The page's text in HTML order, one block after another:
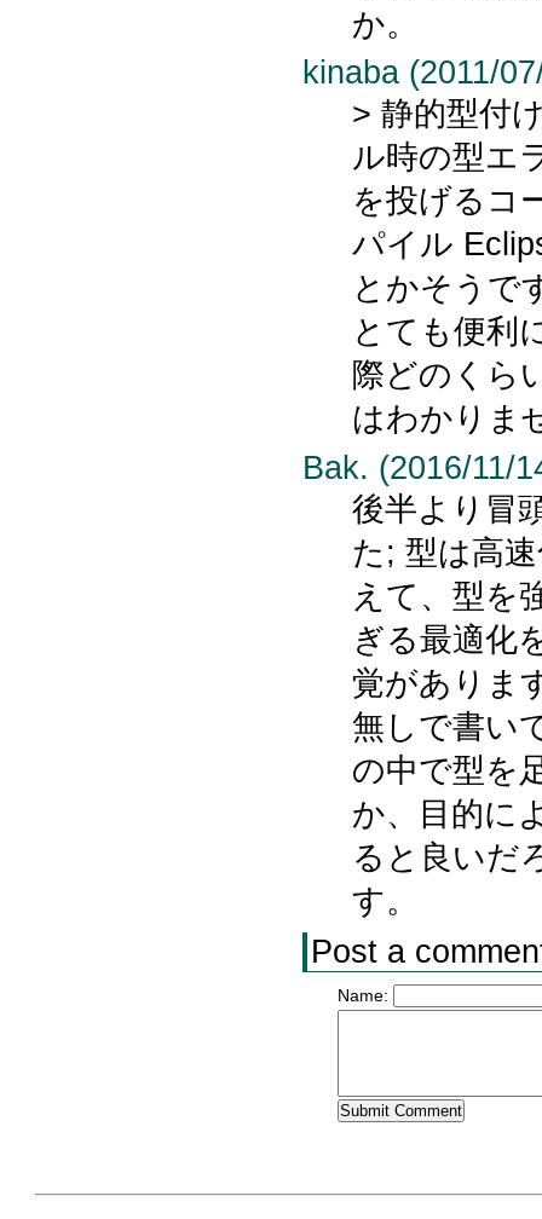
か。
kinaba (2011/
> 静的型付
ル時の型エ
を投げるコ
パイル
とかそうで
とても便利
際どのくら
はわかりま
Bak. (2016/11/
後半より冒
た; 型は高
えて、型を
ぎる最適化
覚がありま
無しで書い
の中で型を
か、目的に
ると良いだ
す。
Post a
Name: